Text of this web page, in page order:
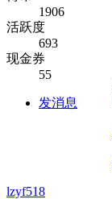
1906
活跃度
693
现金券
55
发消息
lzyf518